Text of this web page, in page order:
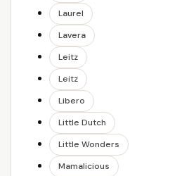
Laurel
Lavera
Leitz
Leitz
Libero
Little Dutch
Little Wonders
Mamalicious